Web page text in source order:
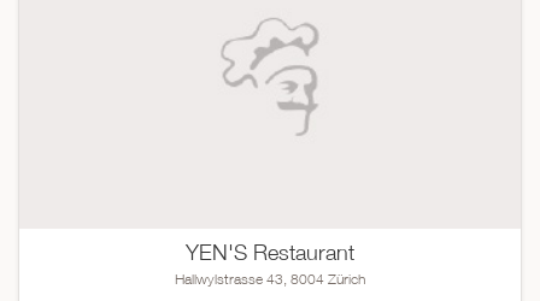
YEN'S Restaurant
Hallwylstrasse 43, 8004 Zürich